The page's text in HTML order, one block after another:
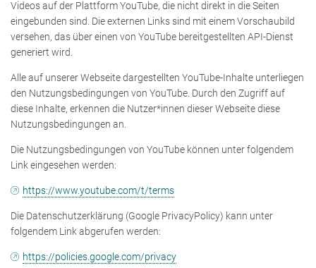
Videos auf der Plattform YouTube, die nicht direkt in die Seiten
eingebunden sind. Die externen Links sind mit einem Vorschaubild
versehen, das über einen von YouTube bereitgestellten API-Dienst
generiert wird.
Alle auf unserer Webseite dargestellten YouTube-Inhalte unterliegen
den Nutzungsbedingungen von YouTube. Durch den Zugriff auf
diese Inhalte, erkennen die Nutzer*innen dieser Webseite diese
Nutzungsbedingungen an.
Die Nutzungsbedingungen von YouTube können unter folgendem
Link eingesehen werden:
https://www.youtube.com/t/terms
Die Datenschutzerklärung (Google PrivacyPolicy) kann unter
folgendem Link abgerufen werden:
https://policies.google.com/privacy